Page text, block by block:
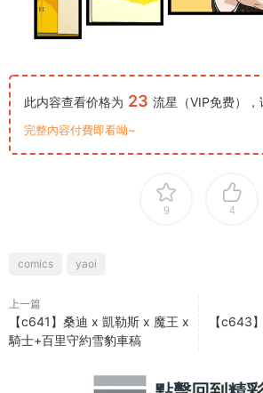
此内容查看价格为 23 流星（VIP免费），
完整內容付費即看呦~
9 4
comics yaoi
上一篇
【c641】桑迪 x 凱勒斯 x 魔王 x
騎士+百里守約雪豹車稿
【c643